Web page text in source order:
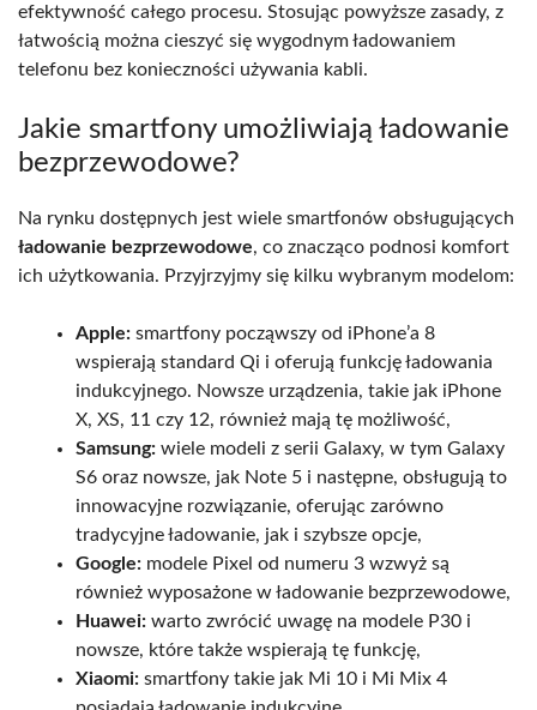
efektywność całego procesu. Stosując powyższe zasady, z
łatwością można cieszyć się wygodnym ładowaniem
telefonu bez konieczności używania kabli.
Jakie smartfony umożliwiają ładowanie
bezprzewodowe?
Na rynku dostępnych jest wiele smartfonów obsługujących
ładowanie bezprzewodowe, co znacząco podnosi komfort
ich użytkowania. Przyjrzyjmy się kilku wybranym modelom:
Apple: smartfony począwszy od iPhone’a 8
wspierają standard Qi i oferują funkcję ładowania
indukcyjnego. Nowsze urządzenia, takie jak iPhone
X, XS, 11 czy 12, również mają tę możliwość,
Samsung: wiele modeli z serii Galaxy, w tym Galaxy
S6 oraz nowsze, jak Note 5 i następne, obsługują to
innowacyjne rozwiązanie, oferując zarówno
tradycyjne ładowanie, jak i szybsze opcje,
Google: modele Pixel od numeru 3 wzwyż są
również wyposażone w ładowanie bezprzewodowe,
Huawei: warto zwrócić uwagę na modele P30 i
nowsze, które także wspierają tę funkcję,
Xiaomi: smartfony takie jak Mi 10 i Mi Mix 4